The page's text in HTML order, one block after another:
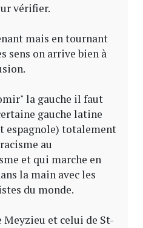
vérifier.
mais en tournant
sens on arrive bien à
la gauche il faut
gauche latine
espagnole) totalement
au
et qui marche en
la main avec les
du monde.
Meyzieu et celui de St-